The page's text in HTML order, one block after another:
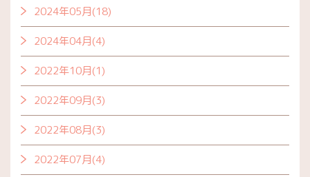
2024年05月(18)
2024年04月(4)
2022年10月(1)
2022年09月(3)
2022年08月(3)
2022年07月(4)